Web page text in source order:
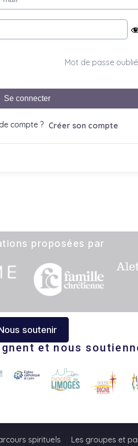
Mot de passe
Se connecter
compte ? Créer son compte
proposées par
soutenir
et nous
spirituels Les groupes et